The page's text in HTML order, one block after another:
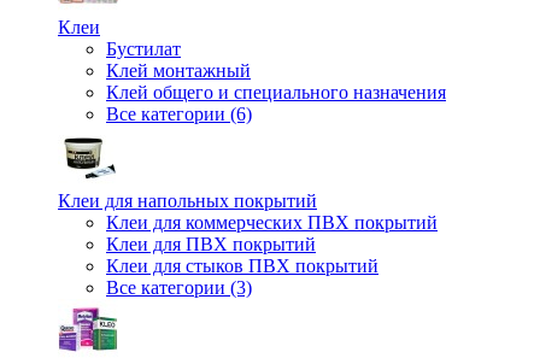
Клеи
Бустилат
Клей монтажный
Клей общего и специального назначения
Все категории (6)
Клеи для напольных покрытий
Клеи для коммерческих ПВХ покрытий
Клеи для ПВХ покрытий
Клеи для стыков ПВХ покрытий
Все категории (3)